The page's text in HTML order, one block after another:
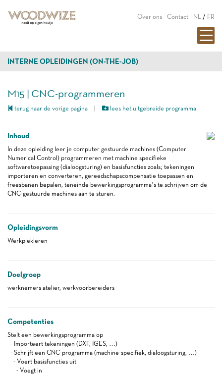
Over ons Contact NL / FR
INTERNE OPLEIDINGEN (ON-THE-JOB)
M15 | CNC-programmeren
terug naar de vorige pagina lees het uitgebreide programma
Inhoud
In deze opleiding leer je computer gestuurde machines (Computer
Numerical Control) programmeren met machine specifieke
softwaretoepassing (dialoogsturing) en basisfuncties zoals; tekeningen
importeren en converteren, gereedschapscompensatie toepassen en
freesbanen bepalen, teneinde bewerkingsprogramma’s te schrijven om de
CNC-gestuurde machines aan te sturen.
Opleidingsvorm
Werkplekleren
Doelgroep
werknemers atelier, werkvoorbereiders
Competenties
Stelt een bewerkingsprogramma op
- Importeert tekeningen (DXF, IGES, …)
- Schrijft een CNC-programma (machine-specifiek, dialoogsturing, …)
- Voert basisfuncties uit
- Voegt in